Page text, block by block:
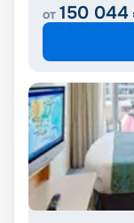
от 150 044